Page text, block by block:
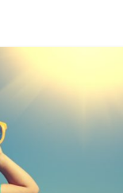
Uygulama özelliği. . .